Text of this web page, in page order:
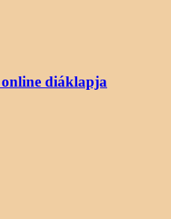
diáklapja